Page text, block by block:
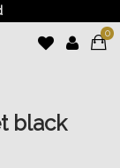
0
black